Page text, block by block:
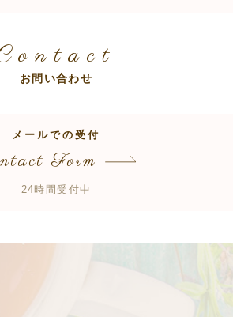
お問い合わせ
メールでの受付
Form
24時間受付中